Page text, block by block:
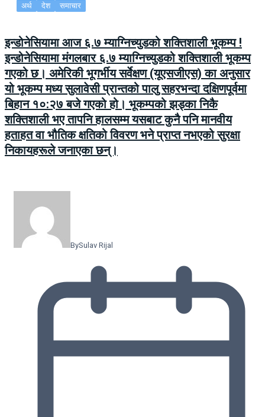
अर्थ देश समाचार
इन्डोनेसियामा आज ६.७ म्याग्निच्युडको शक्तिशाली भूकम्प !
इन्डोनेसियामा मंगलबार ६.७ म्याग्निच्युडको शक्तिशाली भूकम्प
गएको छ। अमेरिकी भूगर्भीय सर्वेक्षण (यूएसजीएस) का अनुसार
यो भूकम्प मध्य सुलावेसी प्रान्तको पालु सहरभन्दा दक्षिणपूर्वमा
बिहान १०:२७ बजे गएको हो। भूकम्पको झड्का निकै
शक्तिशाली भए तापनि हालसम्म यसबाट कुनै पनि मानवीय
हताहत वा भौतिक क्षतिको विवरण भने प्राप्त नभएको सुरक्षा
निकायहरूले जनाएका छन्।
BySulav Rijal